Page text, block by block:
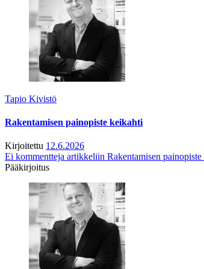
Tapio Kivistö
Rakentamisen painopiste keikahti
Kirjoitettu 12.6.2026
Ei kommentteja artikkeliin Rakentamisen
Pääkirjoitus